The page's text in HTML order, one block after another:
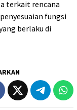
terkait rencana
fungsi
berlaku di